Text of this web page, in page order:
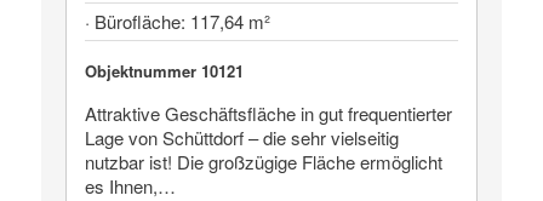
· Bürofläche: 117,64 m²
Objektnummer 10121
Attraktive Geschäftsfläche in gut frequentierter
Lage von Schüttdorf – die sehr vielseitig
nutzbar ist! Die großzügige Fläche ermöglicht
es Ihnen,…